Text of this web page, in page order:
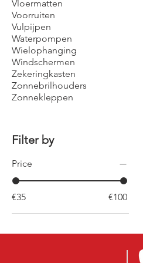
Vloermatten
Voorruiten
Vulpijpen
Waterpompen
Wielophanging
Windschermen
Zekeringkasten
Zonnebrilhouders
Zonnekleppen
Filter by
Price
€35 €100